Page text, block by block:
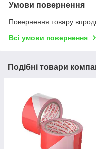
Умови повернення
Повернення товару
Всі умови повернення
Подібні товари